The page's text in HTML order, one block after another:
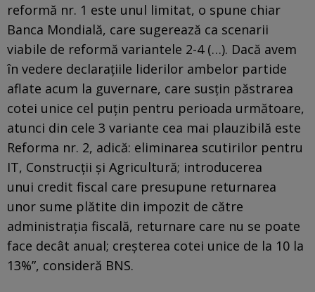
reformă nr. 1 este unul limitat, o spune chiar
Banca Mondială, care sugerează ca scenarii
viabile de reformă variantele 2-4 (…). Dacă avem
în vedere declaraţiile liderilor ambelor partide
aflate acum la guvernare, care susţin păstrarea
cotei unice cel puţin pentru perioada următoare,
atunci din cele 3 variante cea mai plauzibilă este
Reforma nr. 2, adică: eliminarea scutirilor pentru
IT, Construcţii şi Agricultură; introducerea
unui credit fiscal care presupune returnarea
unor sume plătite din impozit de către
administraţia fiscală, returnare care nu se poate
face decât anual; creşterea cotei unice de la 10 la
13%”, consideră BNS.